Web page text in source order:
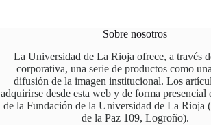
Sobre nosotros
La Universidad de La Rioja ofrece, a través
corporativa, una serie de productos como
difusión de la imagen institucional. Los
adquirirse desde esta web y de forma presencial
de la Fundación de la Universidad de La Rioja
de la Paz 109, Logroño).